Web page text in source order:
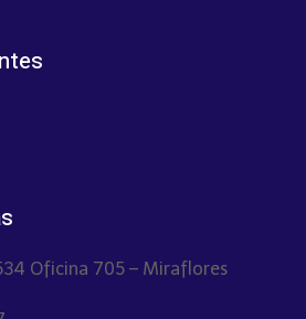
Oficina 705 – Miraflores